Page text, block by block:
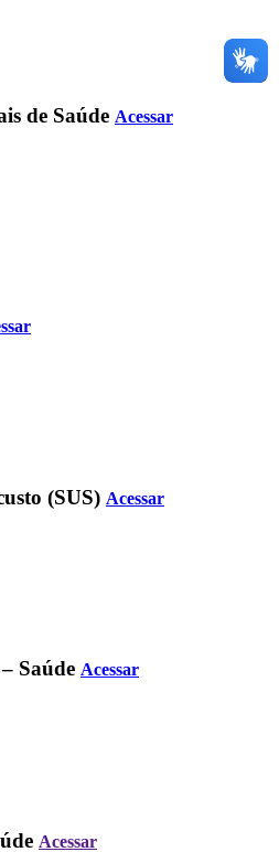
de Saúde Acessar
(SUS) Acessar
Saúde Acessar
Acessar